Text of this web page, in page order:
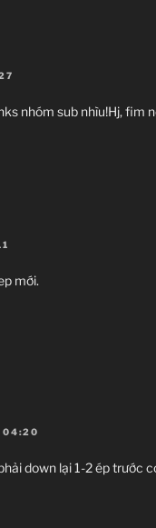
nhóm sub nhìu!Hj, fim
mới.
04:20
down lại 1-2 ép trước